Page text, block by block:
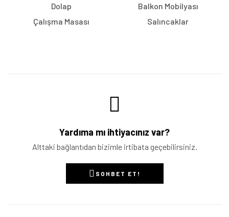
Dolap
Çalışma Masası
Balkon Mobilyası
Salıncaklar
Yardıma mı ihtiyacınız var?
Alttaki bağlantıdan bizimle irtibata geçebilirsiniz.
SOHBET ET!